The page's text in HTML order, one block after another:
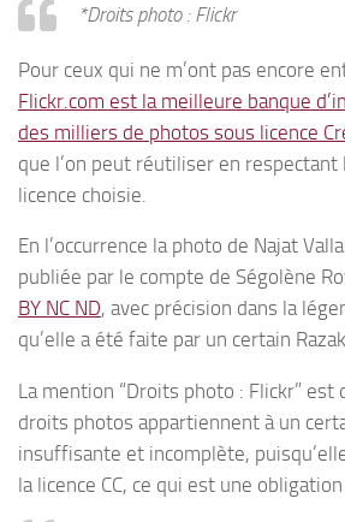
*Droits photo : Flickr
Pour ceux qui ne m’ont pas encore
Flickr.com est la meilleure banque
des milliers de photos sous licence
que l’on peut réutiliser en
licence choisie.
En l’occurrence la photo de Najat
publiée par le compte de Ségolène
BY NC ND, avec précision dans la
qu’elle a été faite par un certain
La mention “Droits photo : Flickr” est
droits photos appartiennent à un
insuffisante et incomplète,
la licence CC, ce qui est une obligation